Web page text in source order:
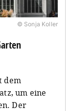
© Sonja Koller
dem
um eine
Der